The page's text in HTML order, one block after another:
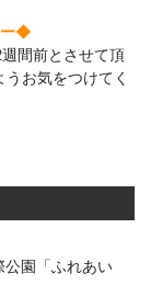
園「ふれあい
ー◆​
間前とさせて頂
お気をつけてく